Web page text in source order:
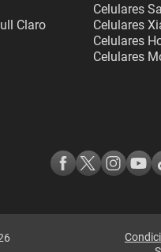
Claro
Celulares
Celulares
Celulares
Celulares